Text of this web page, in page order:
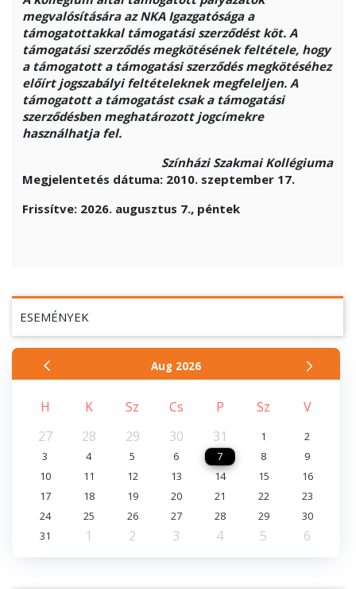
ESEMÉNYEK
Aug 2026
H K Sz Cs P Sz
V
27
28 29 30 31 1
2
3
4 5 6 7 8
9
10
11 12 13 14 15
16
17
18 19 20 21 22
23
24
25 26 27 28 29
30
31
1 2 3 4 5 6
megvalósítására az NKA Igazgatósága a
támogatottakkal támogatási szerződést köt. A
támogatási szerződés megkötésének feltétele, hogy
a támogatott a támogatási szerződés megkötéséhez
előírt jogszabályi feltételeknek megfeleljen. A
támogatott a támogatást csak a támogatási
szerződésben meghatározott jogcímekre
használhatja fel.
Színházi Szakmai Kollégiuma
Megjelentetés dátuma: 2010. szeptember 17.
Frissítve: 2026. augusztus 7., péntek